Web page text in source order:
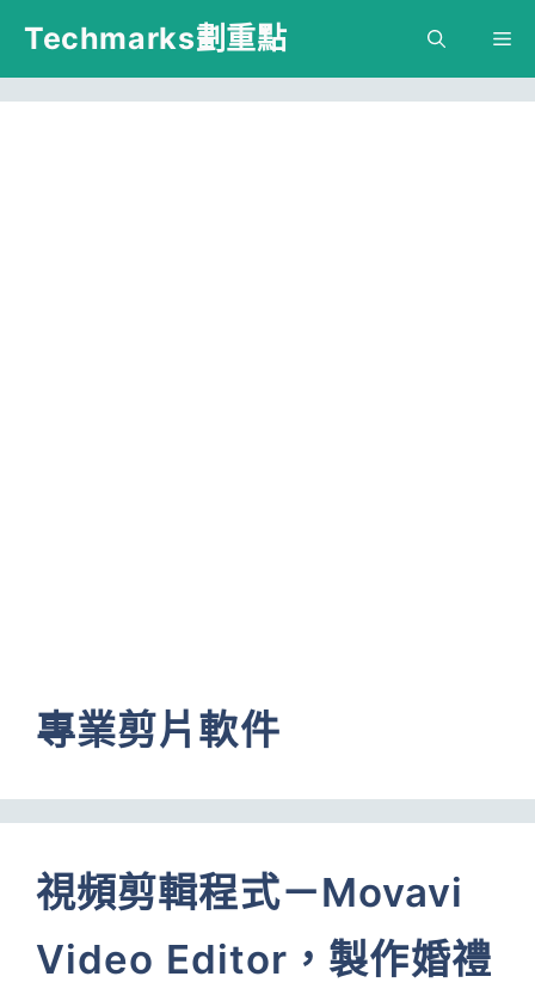
跳
主
Techmarks劃重點
專業剪片軟件
視頻剪輯程式－Movavi
Video Editor，製作婚禮